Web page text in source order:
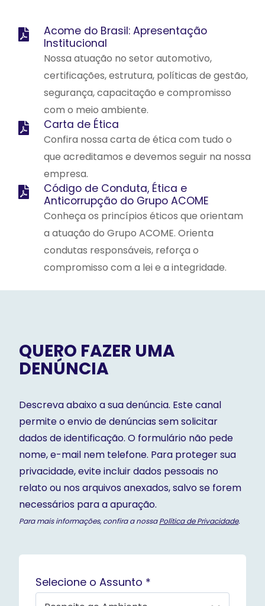
Acome do Brasil: Apresentação
Institucional
Nossa atuação no setor automotivo,
certificações, estrutura, políticas de gestão,
segurança, capacitação e compromisso
com o meio ambiente.
Carta de Ética
Confira nossa carta de ética com tudo o
que acreditamos e devemos seguir na nossa
empresa.
Código de Conduta, Ética e
Anticorrupção do Grupo ACOME
Conheça os princípios éticos que orientam
a atuação do Grupo ACOME. Orienta
condutas responsáveis, reforça o
compromisso com a lei e a integridade.
QUERO FAZER UMA
DENÚNCIA
Descreva abaixo a sua denúncia. Este canal
permite o envio de denúncias sem solicitar
dados de identificação. O formulário não pede
nome, e-mail nem telefone. Para proteger sua
privacidade, evite incluir dados pessoais no
relato ou nos arquivos anexados, salvo se forem
necessários para a apuração.
Para mais informações, confira a nossaPolítica de Privacidade.
Selecione o Assunto *